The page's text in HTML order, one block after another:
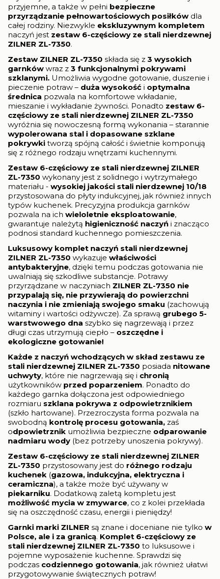
przyjemne, a także w pełni bezpieczne
przyrządzanie pełnowartościowych posiłków dla
całej rodziny. Niezwykle ekskluzywnym kompletem
naczyń jest zestaw 6-częściowy ze stali nierdzewnej
ZILNER ZL-7350.
Zestaw ZILNER ZL-7350 składa się z 3 wysokich
garnków wraz z 3 funkcjonalnymi pokrywami
szklanymi. Umożliwia wygodne gotowanie, duszenie i
pieczenie potraw – duża wysokość i optymalna
średnica pozwala na komfortowe wkładanie,
mieszanie i wykładanie żywności. Ponadto zestaw 6-
częściowy ze stali nierdzewnej ZILNER ZL-7350
wyróżnia się nowoczesną formą wykonania – starannie
wypolerowana stal i dopasowane szklane
pokrywki tworzą spójną całość i świetnie komponują
się z różnego rodzaju wnętrzami kuchennymi.
Zestaw 6-częściowy ze stali nierdzewnej ZILNER
ZL-7350 wykonany jest z solidnego i wytrzymałego
materiału - wysokiej jakości stali nierdzewnej 10/18
przystosowana do płyty indukcyjnej, jak również innych
typów kuchenek. Precyzyjna produkcja garnków
pozwala na ich wieloletnie eksploatowanie,
gwarantuje należytą higieniczność naczyń i znacząco
podnosi standard kuchennego pomieszczenia.
Luksusowy komplet naczyń stali nierdzewnej
ZILNER ZL-7350 wykazuje właściwości
antybakteryjne, dzięki temu podczas gotowania nie
uwalniają się szkodliwe substancje. Potrawy
przyrządzane w naczyniach ZILNER ZL-7350 nie
przypalają się, nie przywierają do powierzchni
naczynia i nie zmieniają swojego smaku (zachowują
witaminy i wartości odżywcze). Za sprawą grubego 5-
warstwowego dna szybko się nagrzewają i przez
długi czas utrzymują ciepło – oszczędne i
ekologiczne gotowanie!
Każde z naczyń wchodzących w skład zestawu ze
stali nierdzewnej ZILNER ZL-7350 posiada nitowane
uchwyty, które nie nagrzewają się i chronią
użytkowników przed poparzeniem. Ponadto do
każdego garnka dołączona jest odpowiedniego
rozmiaru szklana pokrywa z odpowietrznikiem
(szkło hartowane). Przezroczysta forma pozwala na
swobodną kontrolę procesu gotowania, zaś
odpowietrznik umożliwia bezpieczne odparowanie
nadmiaru wody (bez potrzeby unoszenia pokrywy).
Zestaw 6-częściowy ze stali nierdzewnej ZILNER
ZL-7350 przystosowany jest do różnego rodzaju
kuchenek (gazowa, indukcyjna, elektryczna i
ceramiczna), a także może być używany w
piekarniku. Dodatkową zaletą kompletu jest
możliwość mycia w zmywarce, co z kolei przekłada
się na oszczędność czasu, energii i pieniędzy!
Garnki marki ZILNER są znane i doceniane nie tylko w
Polsce, ale i za granicą. Komplet 6-częściowy ze
stali nierdzewnej ZILNER ZL-7350 to luksusowe i
pojemne wyposażenie kuchenne. Sprawdzi się
podczas codziennego gotowania, jak również ułatwi
przygotowywanie świątecznych potraw!